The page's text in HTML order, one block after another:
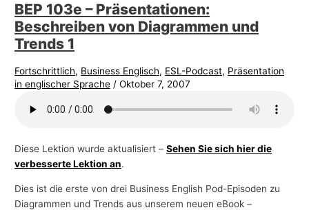
BEP 103e – Präsentationen:
Beschreiben von Diagrammen und
Trends 1
Fortschrittlich, Business Englisch, ESL-Podcast, Präsentation
in englischer Sprache /Oktober 7, 2007
Diese Lektion wurde aktualisiert –Sehen Sie sich hier die
verbesserte Lektion an.
Dies ist die erste von drei Business English Pod-Episoden zu
Diagrammen und Trends aus unserem neuen eBook –
i
s
c
h
e